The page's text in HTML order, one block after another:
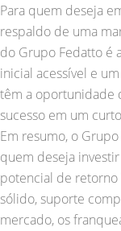
Para quem deseja
respaldo de uma
do Grupo Fedatto é
inicial acessível e
têm a oportunidade
sucesso em um
Em resumo, o
quem deseja
potencial de
sólido, suporte
mercado, os